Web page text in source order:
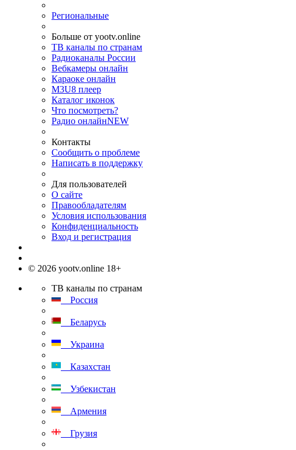
Региональные
Больше от yootv.online
ТВ каналы по странам
Радиоканалы России
Вебкамеры онлайн
Караоке онлайн
M3U8 плеер
Каталог иконок
Что посмотреть?
Радио онлайнNEW
Контакты
Сообщить о проблеме
Написать в поддержку
Для пользователей
О сайте
Правообладателям
Условия использования
Конфиденциальность
Вход и регистрация
© 2026 yootv.online 18+
ТВ каналы по странам
Россия
Беларусь
Украина
Казахстан
Узбекистан
Армения
Грузия